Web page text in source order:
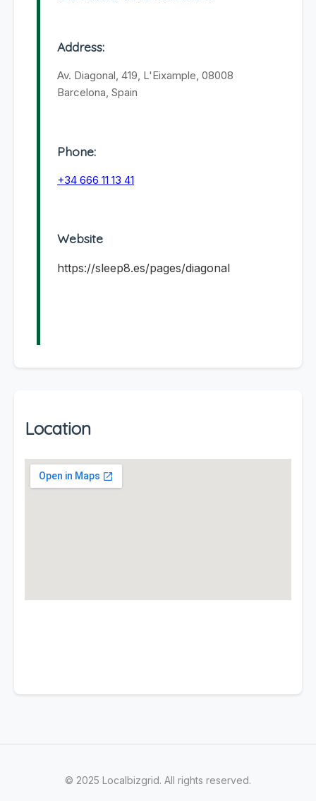
Address:
Av. Diagonal, 419, L'Eixample, 08008
Barcelona, Spain
Phone:
+34 666 11 13 41
Website
https://sleep8.es/pages/diagonal
Location
© 2025 Localbizgrid. All rights reserved.